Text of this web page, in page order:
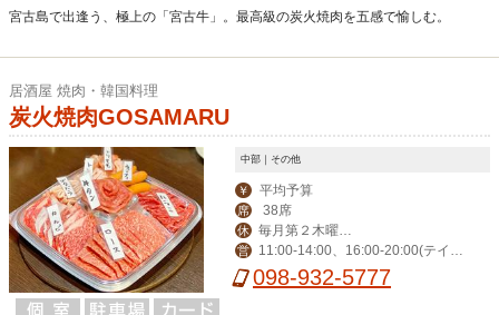
宮古島で出逢う、極上の「宮古牛」。最高級の炭火焼肉を五感で愉しむ。
居酒屋 焼肉・韓国料理
炭火焼肉GOSAMARU
中部｜その他
￥ 平均予算
席 38席
休
毎月第２木曜※
現在は休まず営業し
ております
営
11:00-14:00、16:00-20:00(テイク
アウト)
098-932-5777